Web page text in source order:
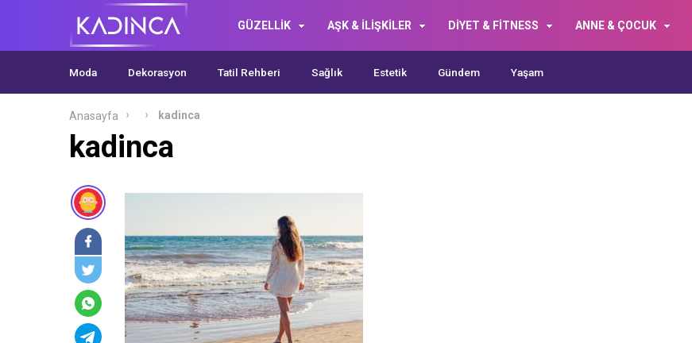
GÜZELLİK AŞK & İLİŞKİLER DİYET & FİTNESS ANNE & ÇOCUK
Moda Dekorasyon Tatil Rehberi Sağlık Estetik Gündem Yaşam
Anasayfa kadinca
kadinca